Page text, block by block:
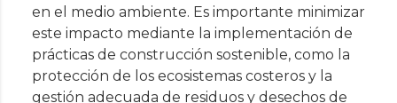
en el medio ambiente. Es importante minimizar
este impacto mediante la implementación de
prácticas de construcción sostenible, como la
protección de los ecosistemas costeros y la
gestión adecuada de residuos y desechos de